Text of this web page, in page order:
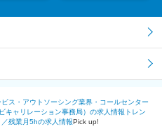
ス・アウトソーシング業界・コールセンター
キャリレーション事務局）の求人情報 トレン
残業月5hの求人情報Pick up!